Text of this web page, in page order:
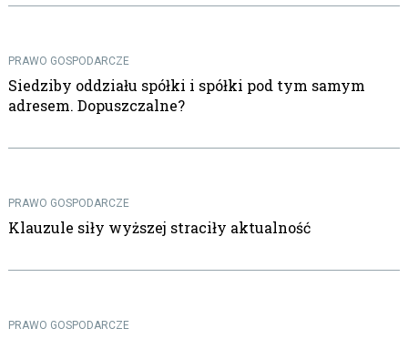
PRAWO GOSPODARCZE
Siedziby oddziału spółki i spółki pod tym samym
adresem. Dopuszczalne?
PRAWO GOSPODARCZE
Klauzule siły wyższej straciły aktualność
PRAWO GOSPODARCZE